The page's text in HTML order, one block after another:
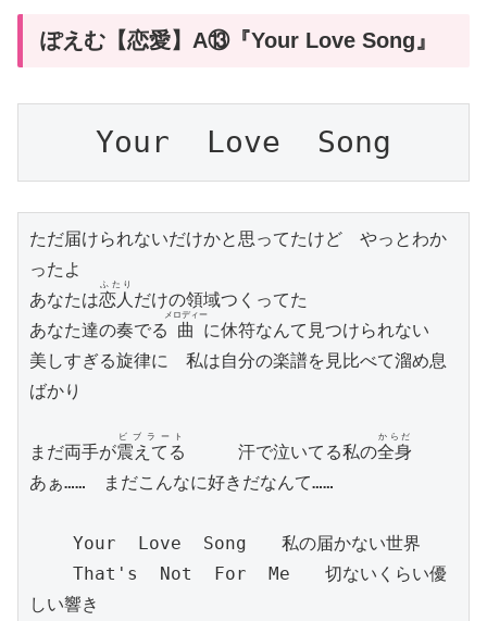
ぽえむ【恋愛】A⑬『Your Love Song』
Your  Love  Song
ただ届けられないだけかと思ってたけど　やっとわか
ったよ
あなたは恋人
ふたり
だけの領域つくってた
あなた達の奏でる 曲
メロディー
に休符なんて見つけられない
美しすぎる旋律に　私は自分の楽譜を見比べて溜め息
ばかり
まだ両手が震えてる
ビブラート
汗で泣いてる私の全身
からだ
あぁ……　まだこんなに好きだなんて……
    Your  Love  Song　　私の届かない世界
    That's  Not  For  Me　　切ないくらい優
しい響き